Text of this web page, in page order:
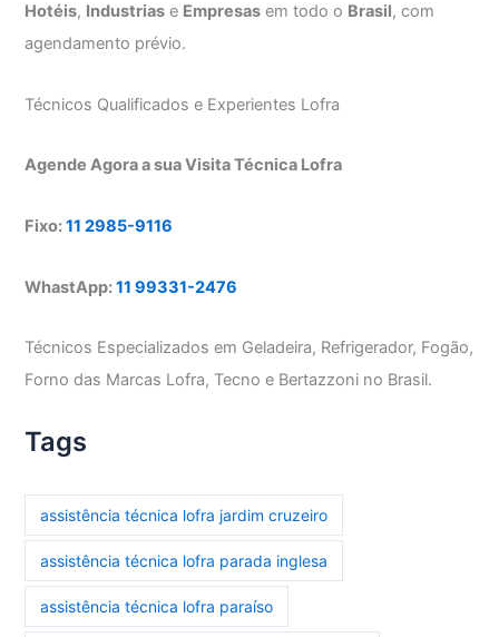
Hotéis, Industrias e Empresas em todo o Brasil, com
agendamento prévio.
Técnicos Qualificados e Experientes Lofra
Agende Agora a sua Visita Técnica Lofra
Fixo:11 2985-9116
WhastApp:11 99331-2476
Técnicos Especializados em Geladeira, Refrigerador, Fogão,
Forno das Marcas Lofra, Tecno e Bertazzoni no Brasil.
Tags
assistência técnica lofra jardim cruzeiro
assistência técnica lofra parada inglesa
assistência técnica lofra paraíso